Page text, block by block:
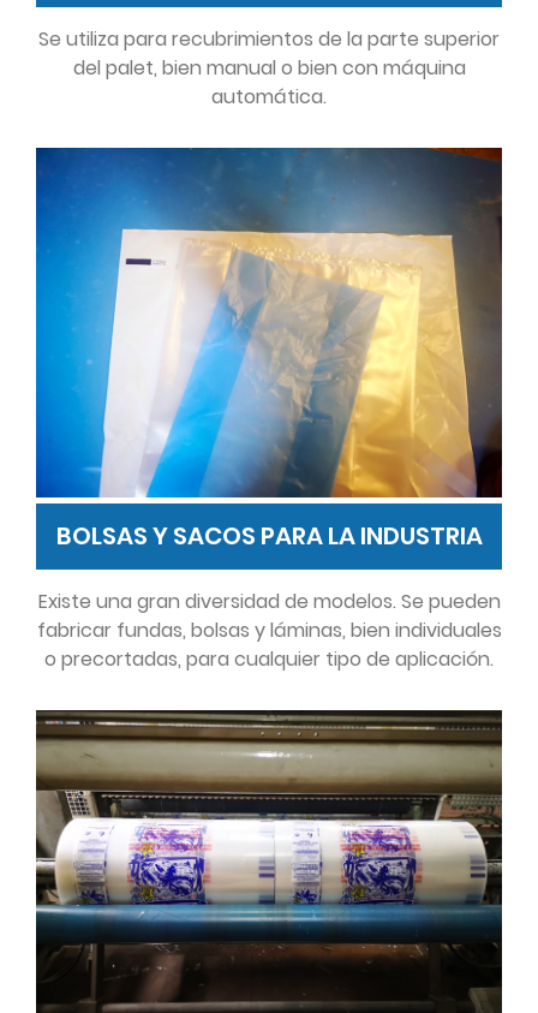
Se utiliza para recubrimientos de la parte superior
del palet, bien manual o bien con máquina
automática.
BOLSAS Y SACOS PARA LA INDUSTRIA
Existe una gran diversidad de modelos. Se pueden
fabricar fundas, bolsas y láminas, bien individuales
o precortadas, para cualquier tipo de aplicación.